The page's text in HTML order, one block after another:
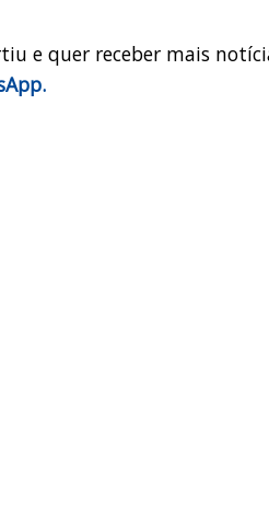
e quer receber mais